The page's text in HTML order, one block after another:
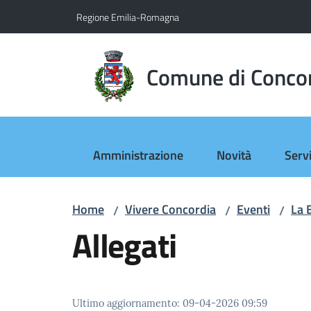
Regione Emilia-Romagna
Comune di
Amministrazione Novità
Home / Vivere Concordia / Eventi / La
Allegati
Ultimo aggiornamento: 09-04-2026 09:59